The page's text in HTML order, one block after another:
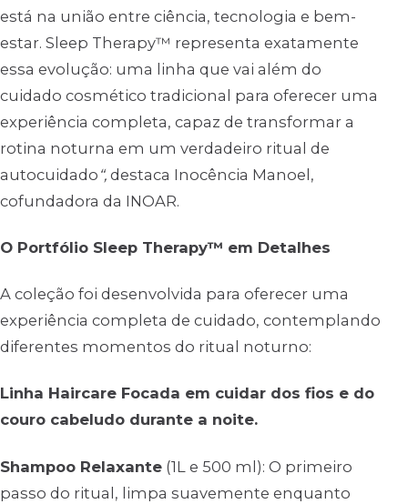
está na união entre ciência, tecnologia e bem-
estar. Sleep Therapy™ representa exatamente
essa evolução: uma linha que vai além do
cuidado cosmético tradicional para oferecer uma
experiência completa, capaz de transformar a
rotina noturna em um verdadeiro ritual de
autocuidado “, destaca Inocência Manoel,
cofundadora da INOAR.
O Portfólio Sleep Therapy™ em Detalhes
A coleção foi desenvolvida para oferecer uma
experiência completa de cuidado, contemplando
diferentes momentos do ritual noturno:
Linha Haircare Focada em cuidar dos fios e do
couro cabeludo durante a noite.
Shampoo Relaxante (1L e 500 ml): O primeiro
passo do ritual, limpa suavemente enquanto